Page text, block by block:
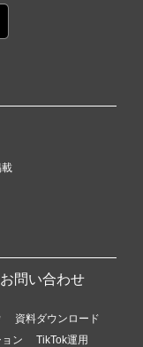
載
問い合わせ
資料ダウンロード
ン TikTok運用